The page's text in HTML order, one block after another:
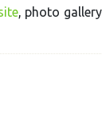
, photo